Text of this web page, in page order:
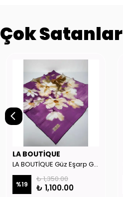
Çok Satanlar
LA BOUTİQUE
LA BOUTİQUE Güz Eşarp GYSE262908
%19
₺ 1,350.00
₺ 1,100.00